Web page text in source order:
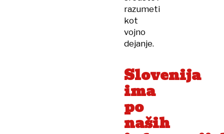
razumeti
kot
vojno
dejanje.
Slovenija
ima
po
naših